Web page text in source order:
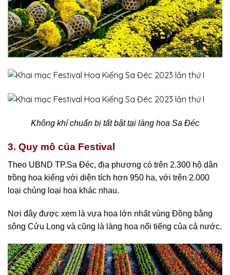
Không khí chuẩn bị tất bật tại làng hoa Sa Đéc
3. Quy mô của Festival
Theo UBND TP.Sa Đéc, địa phương có trên 2.300 hộ dân
trồng hoa kiểng với diện tích hơn 950 ha, với trên 2.000
loại chủng loại hoa khác nhau.
Nơi đây được xem là vựa hoa lớn nhất vùng Đồng bằng
sông Cửu Long và cũng là làng hoa nổi tiếng của cả nước.